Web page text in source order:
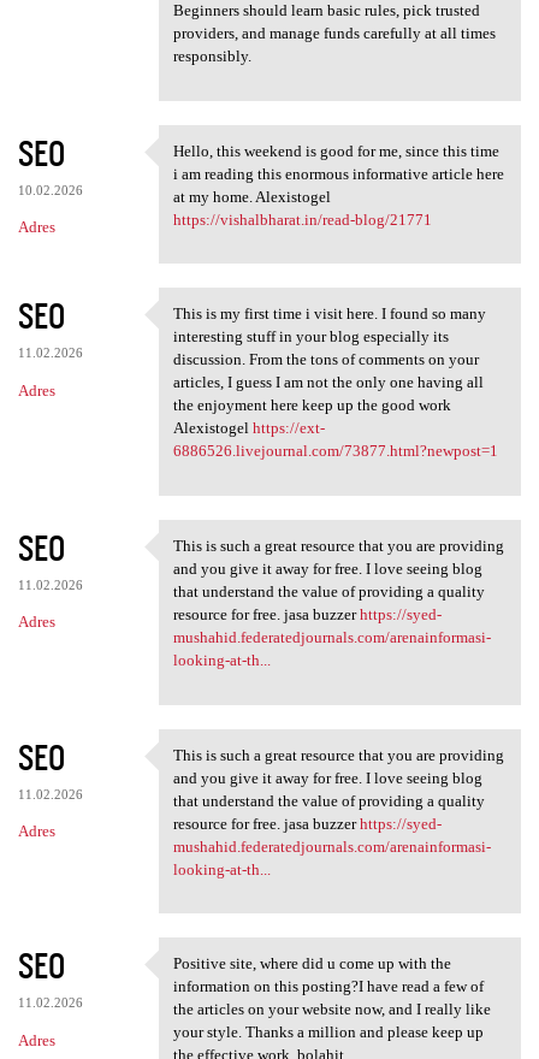
Beginners should learn basic rules, pick trusted
providers, and manage funds carefully at all times
responsibly.
SEO
10.02.2026
Adres
Hello, this weekend is good
Hello, this weekend is good for me, since this time
i am reading this enormous informative article here
at my home. Alexistogel
https://vishalbharat.in/read-blog/21771
SEO
11.02.2026
Adres
This is my first time i visit
This is my first time i visit here. I found so many
interesting stuff in your blog especially its
discussion. From the tons of comments on your
articles, I guess I am not the only one having all
the enjoyment here keep up the good work
Alexistogel https://ext-
6886526.livejournal.com/73877.html?newpost=1
SEO
11.02.2026
Adres
This is such a great resource
This is such a great resource that you are providing
and you give it away for free. I love seeing blog
that understand the value of providing a quality
resource for free. jasa buzzerhttps://syed-
mushahid.federatedjournals.com/arenainformasi-
looking-at-th...
SEO
11.02.2026
Adres
This is such a great resource
This is such a great resource that you are providing
and you give it away for free. I love seeing blog
that understand the value of providing a quality
resource for free. jasa buzzerhttps://syed-
mushahid.federatedjournals.com/arenainformasi-
looking-at-th...
SEO
11.02.2026
Adres
Positive site, where did u
Positive site, where did u come up with the
information on this posting?I have read a few of
the articles on your website now, and I really like
your style. Thanks a million and please keep up
the effective work. bolahit